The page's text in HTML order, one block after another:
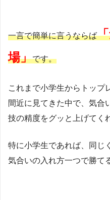
一言で簡単に言うならば
場」です。
これまで小学生からトップ
間近に見てきた中で、気合
技の精度をグッと上げてく
特に小学生であれば、同じ
気合いの入れ方一つで勝て